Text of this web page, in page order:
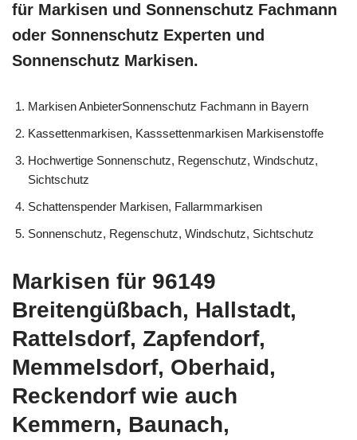
für Markisen und Sonnenschutz Fachmann
oder Sonnenschutz Experten und
Sonnenschutz Markisen.
Markisen AnbieterSonnenschutz Fachmann in Bayern
Kassettenmarkisen, Kasssettenmarkisen Markisenstoffe
Hochwertige Sonnenschutz, Regenschutz, Windschutz,
Sichtschutz
Schattenspender Markisen, Fallarmmarkisen
Sonnenschutz, Regenschutz, Windschutz, Sichtschutz
Markisen für 96149
Breitengüßbach, Hallstadt,
Rattelsdorf, Zapfendorf,
Memmelsdorf, Oberhaid,
Reckendorf wie auch
Kemmern, Baunach,